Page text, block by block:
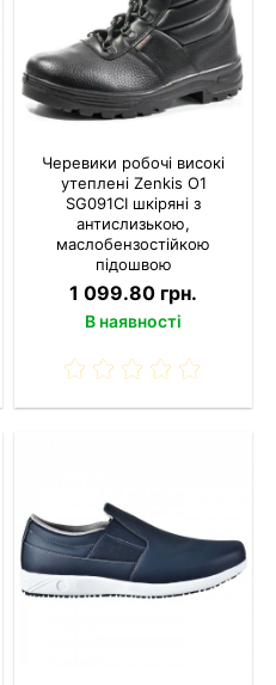
Черевики робочі високі
утеплені Zenkis О1
SG091СІ шкіряні з
антислизькою,
маслобензостійкою
підошвою
1 099.80 грн.
В наявності